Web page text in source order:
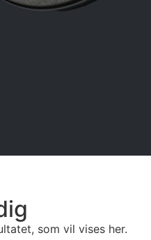
som vil vises her.